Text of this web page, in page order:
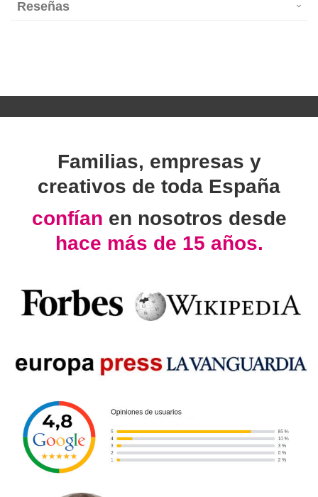
Reseñas
Familias, empresas y
creativos de toda España
confían en nosotros desde
hace más de 15 años.